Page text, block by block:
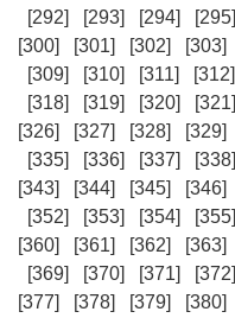
[292]
[293] [294] [295]
[300]
[301] [302] [303]
[309]
[310] [311] [312]
[318]
[319] [320] [321]
[326]
[327] [328] [329]
[335]
[336] [337] [338]
[343]
[344] [345] [346]
[352]
[353] [354] [355]
[360]
[361] [362] [363]
[369]
[370] [371] [372]
[377]
[378] [379] [380]